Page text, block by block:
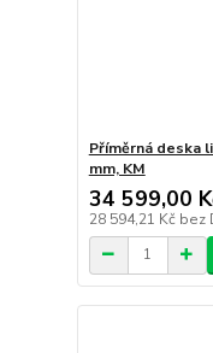
Příměrná deska
mm, KM
34 599,00
28 594,21 Kč bez